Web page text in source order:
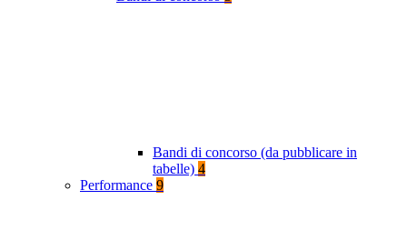
Bandi di concorso (da pubblicare in
tabelle) 4
Performance 9